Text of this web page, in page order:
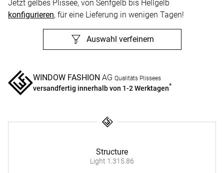
Jetzt gelbes Plissee, von Senfgelb bis Hellgelb
konfigurieren, für eine Lieferung in wenigen Tagen!
Auswahl verfeinern
WINDOW FASHION AG Qualitäts Plissees
versandfertig innerhalb von 1-2 Werktagen*
Structure
Light 1.315.86